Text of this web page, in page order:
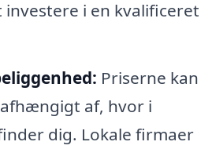
i en kvalificeret
Priserne kan
af, hvor i
dig. Lokale firmaer